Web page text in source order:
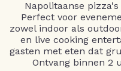
Napolitaanse
Perfect voor
zowel indoor als
en live cooking
gasten met eten dat
Ontvang binnen 2